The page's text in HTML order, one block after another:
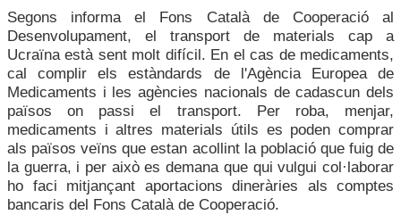
Segons informa el Fons Català de Cooperació al
Desenvolupament, el transport de materials cap a
Ucraïna està sent molt difícil. En el cas de medicaments,
cal complir els estàndards de l'Agència Europea de
Medicaments i les agències nacionals de cadascun dels
països on passi el transport. Per roba, menjar,
medicaments i altres materials útils es poden comprar
als països veïns que estan acollint la població que fuig de
la guerra, i per això es demana que qui vulgui col·laborar
ho faci mitjançant aportacions dineràries als comptes
bancaris del Fons Català de Cooperació.